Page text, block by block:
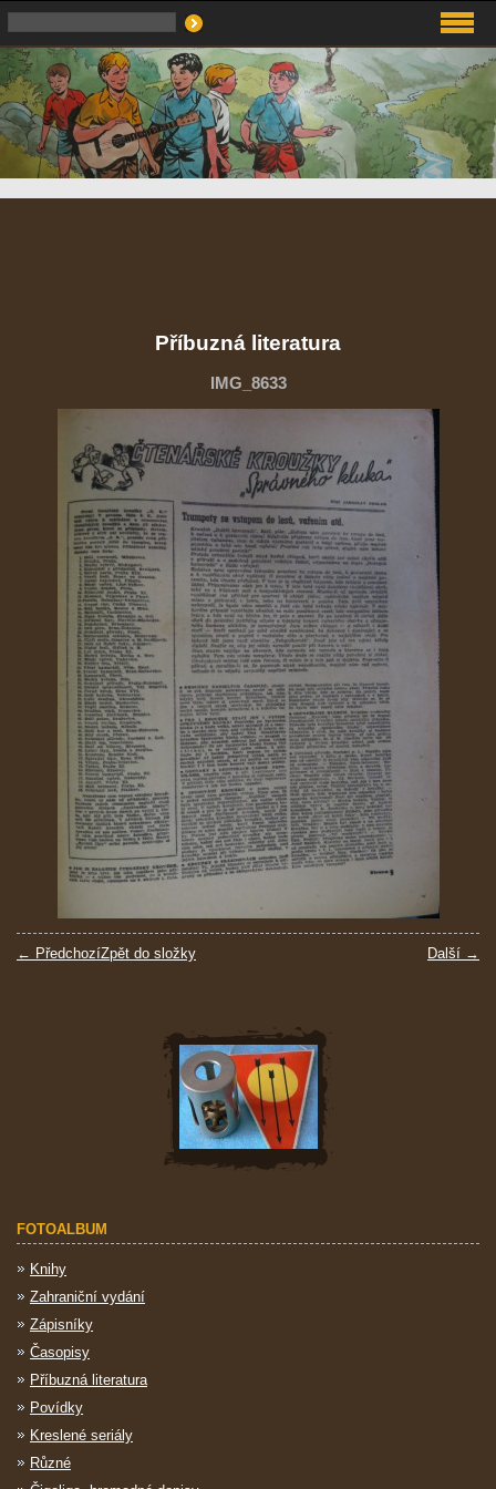
Příbuzná literatura
IMG_8633
← Předchozí Další →
Zpět do složky
FOTOALBUM
Knihy
Zahraniční vydání
Zápisníky
Časopisy
Příbuzná literatura
Povídky
Kreslené seriály
Různé